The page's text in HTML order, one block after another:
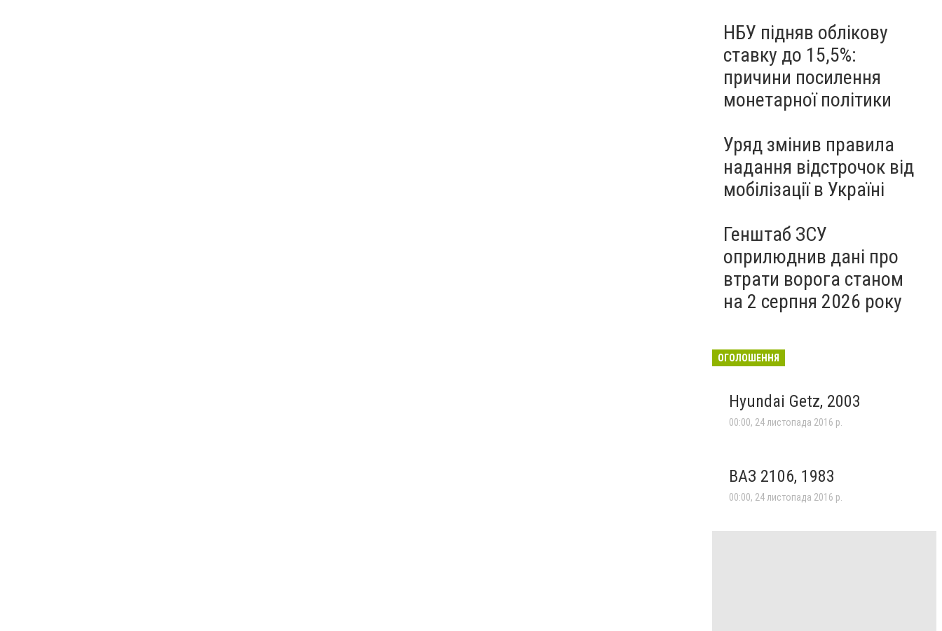
НБУ підняв облікову
ставку до 15,5%:
причини посилення
монетарної політики
Уряд змінив правила
надання відстрочок від
мобілізації в Україні
Генштаб ЗСУ
оприлюднив дані про
втрати ворога станом
на 2 серпня 2026 року
ОГОЛОШЕННЯ
Hyundai Getz, 2003
00:00, 24 листопада 2016 р.
ВАЗ 2106, 1983
00:00, 24 листопада 2016 р.